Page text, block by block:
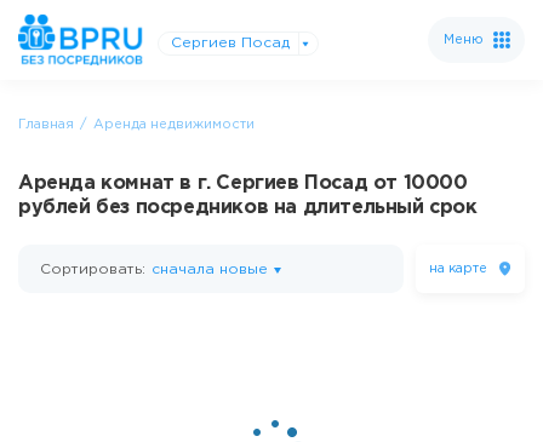
Сергиев Посад Меню
Главная Аренда недвижимости
Аренда комнат в г. Сергиев Посад от 10000
рублей без посредников на длительный срок
Сортировать: сначала новые на карте